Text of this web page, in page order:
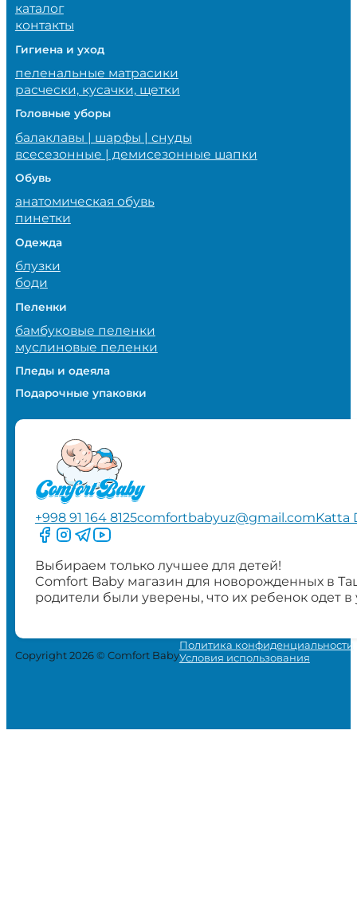
каталог
контакты
Гигиена и уход
пеленальные матрасики
расчески, кусачки, щетки
Головные уборы
балаклавы | шарфы | снуды
всесезонные | демисезонные шапки
Обувь
анатомическая обувь
пинетки
Одежда
блузки
боди
Пеленки
бамбуковые пеленки
муслиновые пеленки
Пледы и одеяла
Подарочные упаковки
+998 91 164 8125comfortbabyuz@gmail.comKatta
Следите за нами на Facebook
Следите за нами в Instagram
Следите за нами в Telegram
Следите за нами в YouTube
Выбираем только лучшее для детей!
Comfort Baby магазин для новорожденных в
родители были уверены, что их ребенок одет
Copyright 2026 © Comfort Baby
Политика конфиденциальности
Условия использования